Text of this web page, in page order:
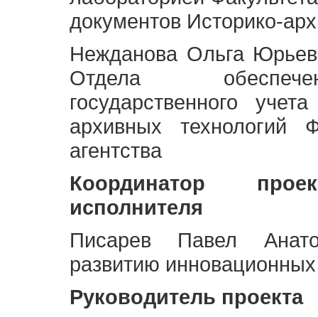
документов Историко-
Нежданова Ольга
Отдела
государственного
архивных технологий
агентства
Координатор
исполнителя
Писарев Павел
развитию
Руководитель проекта